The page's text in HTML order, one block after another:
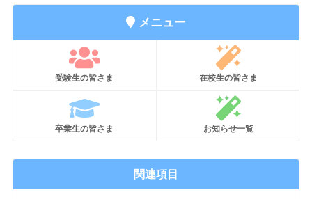
メニュー
受験生の皆さま 在校生の皆さま
卒業生の皆さま お知らせ一覧
関連項目